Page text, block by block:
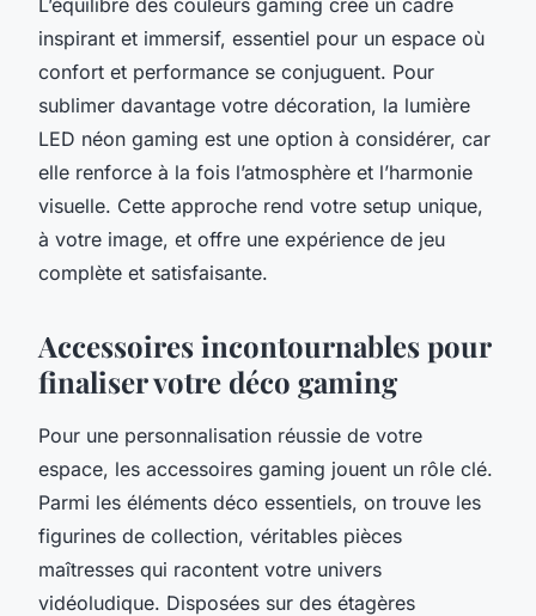
inspirant et immersif, essentiel pour un espace où
confort et performance se conjuguent. Pour
sublimer davantage votre décoration, la lumière
LED néon gaming est une option à considérer, car
elle renforce à la fois l’atmosphère et l’harmonie
visuelle. Cette approche rend votre setup unique,
à votre image, et offre une expérience de jeu
complète et satisfaisante.
Accessoires incontournables pour
finaliser votre déco gaming
Pour une personnalisation réussie de votre
espace, les accessoires gaming jouent un rôle clé.
Parmi les éléments déco essentiels, on trouve les
figurines de collection, véritables pièces
maîtresses qui racontent votre univers
vidéoludique. Disposées sur des étagères